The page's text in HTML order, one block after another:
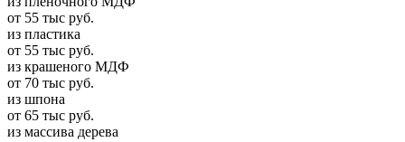
от 55 тыс руб.
из пластика
от 55 тыс руб.
из крашеного МДФ
от 70 тыс руб.
из шпона
от 65 тыс руб.
из массива дерева